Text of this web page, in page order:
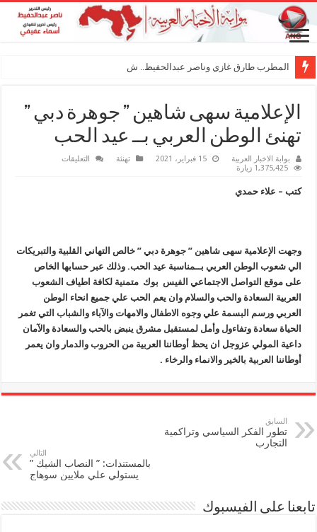
المطرب طارق غازي وناصر عبدالحفيظ.. شراكة فن
الإعلامية سهى شاهين ” جوهرة دبي ”
تهنئ الوطن العربي بــ عيد الحب
بوابة الاخبار العربية 15 فبراير، 2021 تهنئة التعليقات
العربي
عيد
الحب
مغلقة
1,375,425 زيارة
كتب – علاء حمدي
وجهت الإعلامية سهى شاهين ” جوهرة دبي ” خالص التهاني القلبية والتبريكات
الي شعوب الوطن العربي بــمناسبة عيد الحب. وذلك عبر حسابها الخاص
على موقع التواصل الاجتماعي الفيس بوك متمنية لكافة اطياف الشعوب
العربية السعادة والحب والسلام وان يعم الحب علي جميع انحاء الوطن
العربي ورسم البسمة علي وجوه الاطفال والامهات والآباء والشباب التي تغمر
الحياة سعادة وتفاءول وأمل لمستقبل مشرق ينبض بالحب والسعادة والآمان
داعية المولي عزوجل ان يحظ أوطاننا العربية من الحروب والدمار وان يعمر
أوطاننا العربية بالخير والانماء والرخاء .
السابق
تطور الفكر السياسي وتراكمية
التجارب
التالي
بالمستندات: ” النصاب الشيك ”
يستولي علي ملايين سوهاج
تابعنا على الفيسبوك